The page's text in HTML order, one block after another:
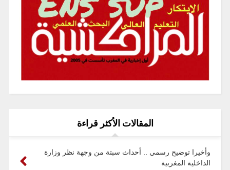
المقالات الأكثر قراءة
وأخيرا توضيح رسمي .. أحداث سبتة من وجهة نظر وزارة
الداخلية المغربية